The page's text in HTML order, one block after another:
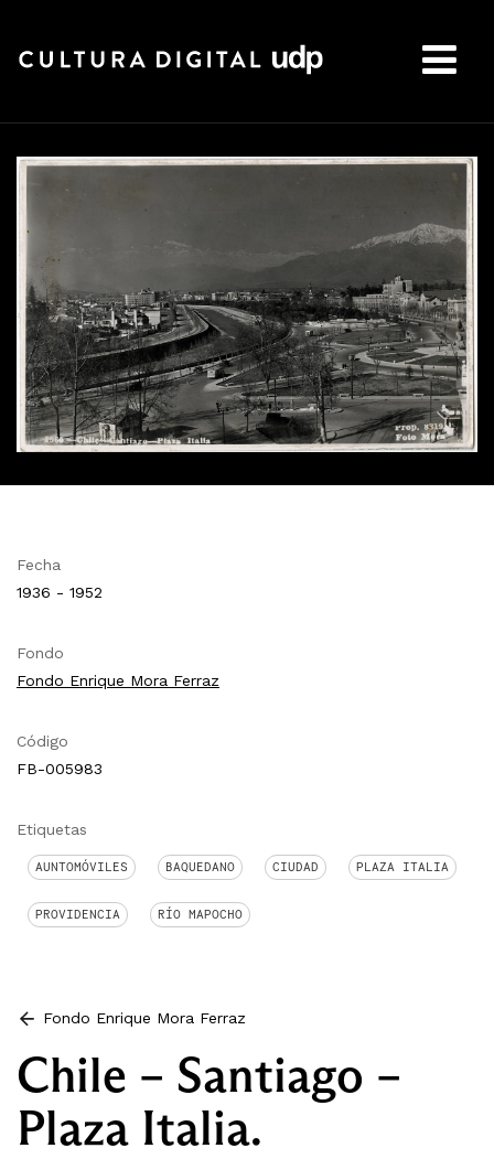
Fecha
1936 - 1952
Fondo
Fondo Enrique Mora Ferraz
Código
FB-005983
Etiquetas
AUNTOMÓVILES BAQUEDANO CIUDAD PLAZA ITALIA
PROVIDENCIA RÍO MAPOCHO
Fondo Enrique Mora Ferraz
Chile – Santiago –
Plaza Italia.